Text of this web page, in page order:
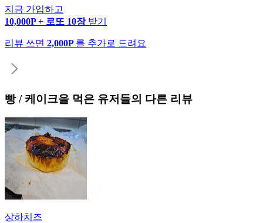
지금 가입하고
10,000P + 로또 10장 받기
리뷰 쓰면 2,000P 를 추가로 드려요
빵 / 케이크을 먹은 유저들의 다른 리뷰
상하치즈